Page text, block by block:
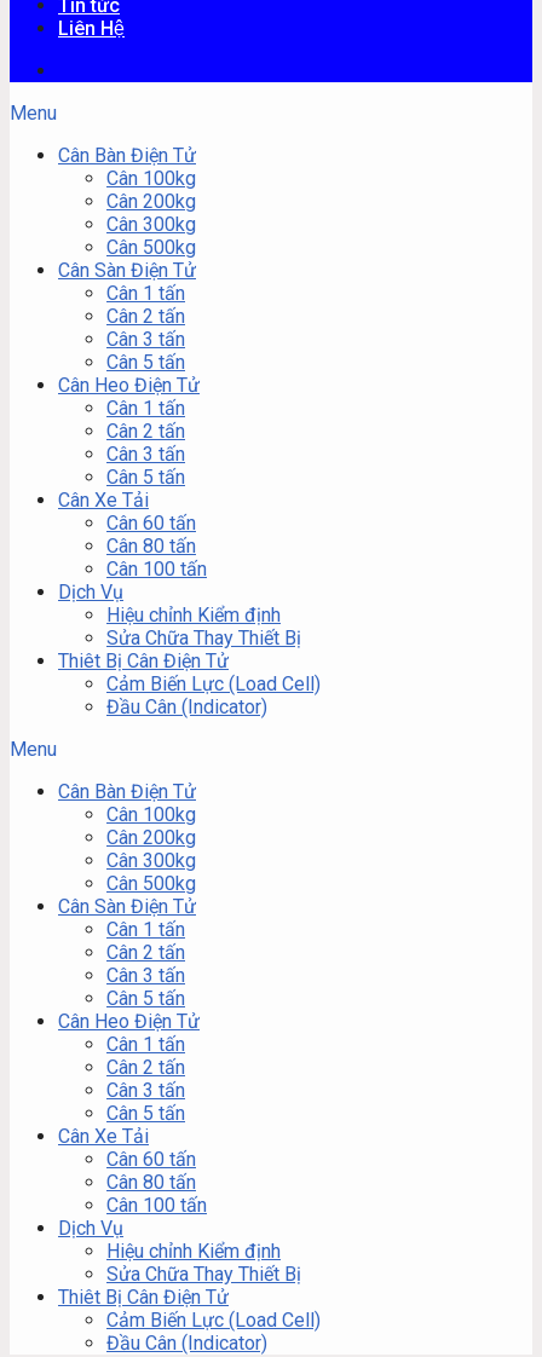
Tin tức
Liên Hệ
Menu
Cân Bàn Điện Tử
Cân 100kg
Cân 200kg
Cân 300kg
Cân 500kg
Cân Sàn Điện Tử
Cân 1 tấn
Cân 2 tấn
Cân 3 tấn
Cân 5 tấn
Cân Heo Điện Tử
Cân 1 tấn
Cân 2 tấn
Cân 3 tấn
Cân 5 tấn
Cân Xe Tải
Cân 60 tấn
Cân 80 tấn
Cân 100 tấn
Dịch Vụ
Hiệu chỉnh Kiểm định
Sửa Chữa Thay Thiết Bị
Thiêt Bị Cân Điện Tử
Cảm Biến Lực (Load Cell)
Đầu Cân (Indicator)
Menu
Cân Bàn Điện Tử
Cân 100kg
Cân 200kg
Cân 300kg
Cân 500kg
Cân Sàn Điện Tử
Cân 1 tấn
Cân 2 tấn
Cân 3 tấn
Cân 5 tấn
Cân Heo Điện Tử
Cân 1 tấn
Cân 2 tấn
Cân 3 tấn
Cân 5 tấn
Cân Xe Tải
Cân 60 tấn
Cân 80 tấn
Cân 100 tấn
Dịch Vụ
Hiệu chỉnh Kiểm định
Sửa Chữa Thay Thiết Bị
Thiêt Bị Cân Điện Tử
Cảm Biến Lực (Load Cell)
Đầu Cân (Indicator)